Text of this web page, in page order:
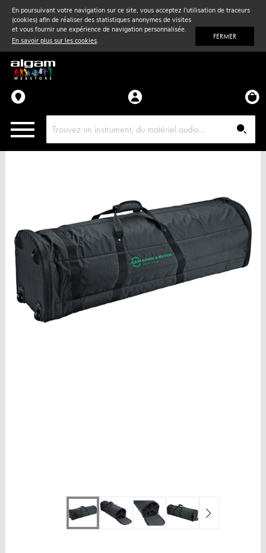
En poursuivant votre navigation sur ce site, vous acceptez l'utilisation de traceurs
(cookies) afin de réaliser des statistiques anonymes de visites
et vous fournir une expérience de navigation personnalisée.
En savoir plus sur les cookies. FERMER
Vent& Violon
Accessoires
Pièces détachées